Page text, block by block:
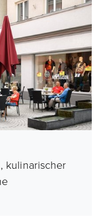
kulinarischer